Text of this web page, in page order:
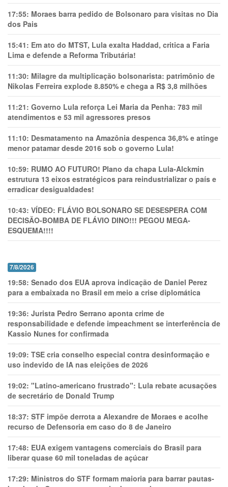
17:55: Moraes barra pedido de Bolsonaro para visitas no Dia
dos Pais
15:41: Em ato do MTST, Lula exalta Haddad, critica a Faria
Lima e defende a Reforma Tributária!
11:30: Milagre da multiplicação bolsonarista: patrimônio de
Nikolas Ferreira explode 8.850% e chega a R$ 3,8 milhões
11:21: Governo Lula reforça Lei Maria da Penha: 783 mil
atendimentos e 53 mil agressores presos
11:10: Desmatamento na Amazônia despenca 36,8% e atinge
menor patamar desde 2016 sob o governo Lula!
10:59: RUMO AO FUTURO! Plano da chapa Lula-Alckmin
estrutura 13 eixos estratégicos para reindustrializar o país e
erradicar desigualdades!
10:43: VÍDEO: FLÁVIO BOLSONARO SE DESESPERA COM
DECISÃO-BOMBA DE FLÁVIO DINO!!! PEGOU MEGA-
ESQUEMA!!!!
7/8/2026
19:58: Senado dos EUA aprova indicação de Daniel Perez
para a embaixada no Brasil em meio a crise diplomática
19:36: Jurista Pedro Serrano aponta crime de
responsabilidade e defende impeachment se interferência de
Kassio Nunes for confirmada
19:09: TSE cria conselho especial contra desinformação e
uso indevido de IA nas eleições de 2026
19:02: "Latino-americano frustrado": Lula rebate acusações
de secretário de Donald Trump
18:37: STF impõe derrota a Alexandre de Moraes e acolhe
recurso de Defensoria em caso do 8 de Janeiro
17:48: EUA exigem vantagens comerciais do Brasil para
liberar quase 60 mil toneladas de açúcar
17:29: Ministros do STF formam maioria para barrar pautas-